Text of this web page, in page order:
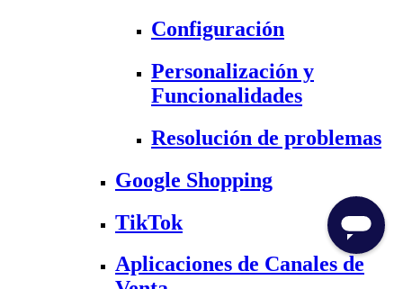
Configuración
Personalización y
Funcionalidades
Resolución de problemas
Google Shopping
TikTok
Aplicaciones de Canales de